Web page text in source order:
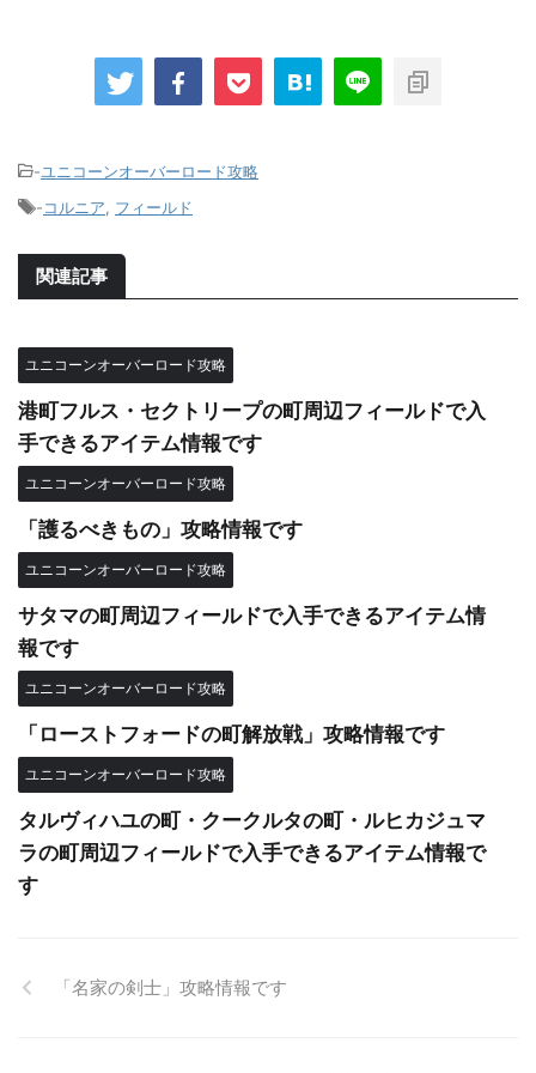
-ユニコーンオーバーロード攻略
-コルニア フィールド
関連記事
ユニコーンオーバーロード攻略
港町フルス・セクトリープの町周辺フィールドで入
手できるアイテム情報です
ユニコーンオーバーロード攻略
「護るべきもの」攻略情報です
ユニコーンオーバーロード攻略
サタマの町周辺フィールドで入手できるアイテム情
報です
ユニコーンオーバーロード攻略
「ローストフォードの町解放戦」攻略情報です
ユニコーンオーバーロード攻略
タルヴィハユの町・クークルタの町・ルヒカジュマ
ラの町周辺フィールドで入手できるアイテム情報で
す
「名家の剣士」攻略情報です